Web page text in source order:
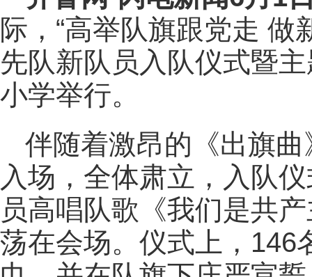
际，“高举队旗跟党走 做
先队新队员入队仪式暨
小学举行。
伴随着激昂的《出旗
入场，全体肃立，入队
员高唱队歌《我们是共
荡在会场。仪式上，146